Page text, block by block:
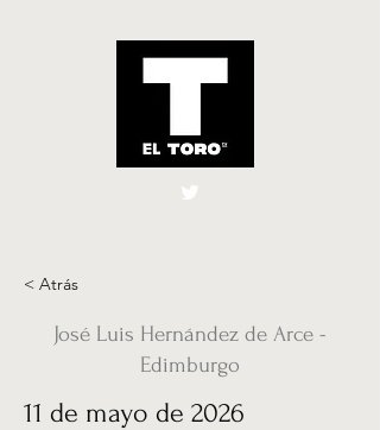
El Toro España
< Atrás
José Luis Hernández de Arce -
Edimburgo
11 de mayo de 2026